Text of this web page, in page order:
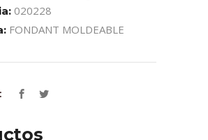
020228
FONDANT MOLDEABLE